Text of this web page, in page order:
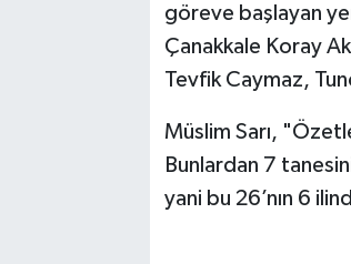
göreve başlayan
Çanakkale Koray
Tevfik Caymaz,
Müslim Sarı,
Bunlardan 7
yani bu 26’nın 6